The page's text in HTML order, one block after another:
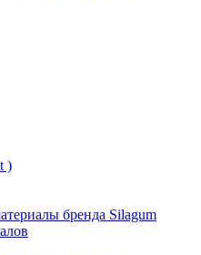
)
бренда Silagum